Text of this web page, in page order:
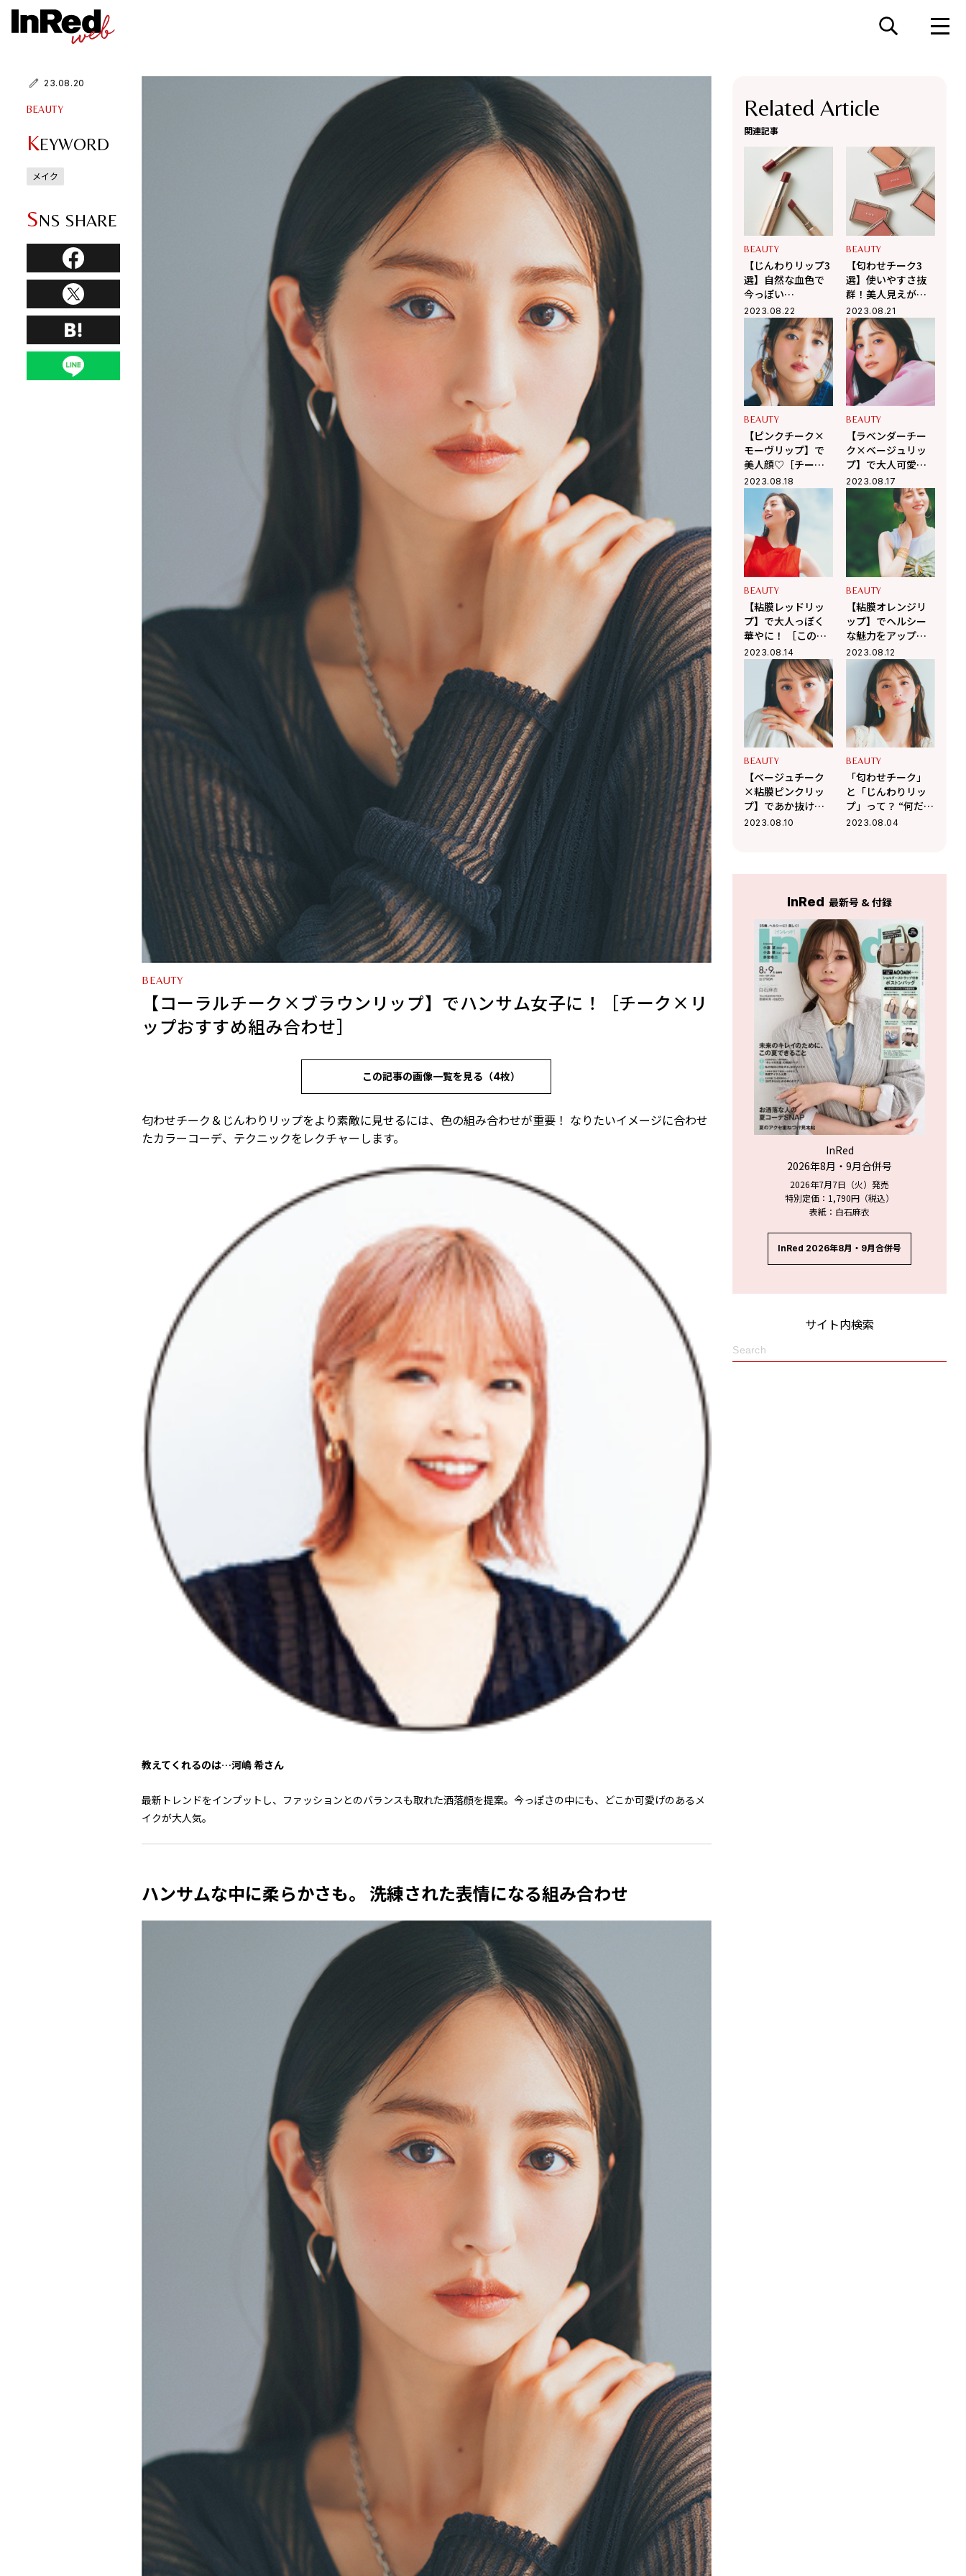
BEAUTY
【コーラルチーク×ブラウンリップ】でハンサム女子に！［チーク×リ
ップおすすめ組み合わせ］
この記事の画像一覧を見る（4枚）
匂わせチーク＆じんわりリップをより素敵に見せるには、色の組み合わせが重要！ なりたいイメージに合わせ
たカラーコーデ、テクニックをレクチャーします。
教えてくれるのは…河嶋 希さん
最新トレンドをインプットし、ファッションとのバランスも取れた洒落顔を提案。今っぽさの中にも、どこか可愛げのあるメ
イクが大人気。
ハンサムな中に柔らかさも。 洗練された表情になる組み合わせ
23.08.20
BEAUTY
KEYWORD
メイク
SNS SHARE
Related Article
関連記事
BEAUTY
【じんわりリップ3
選】自然な血色で
今っぽい
♡［Visée、
Elégance、
OPERA］
2023.08.22
BEAUTY
【匂わせチーク3
選】使いやすさ抜
群！美人見えが叶
う！［NARS、
RMK、to/one］
2023.08.21
BEAUTY
【ピンクチーク×
モーヴリップ】で
美人顔♡［チーク
×リップおすすめ
組み合わせ］
2023.08.18
BEAUTY
【ラベンダーチー
ク×ベージュリッ
プ】で大人可愛
く！［チーク×リ
ップおすすめ組み
合わせ］
2023.08.17
BEAUTY
【粘膜レッドリッ
プ】で大人っぽく
華やに！ ［この
夏、注目のリップ
カラー］
2023.08.14
BEAUTY
【粘膜オレンジリ
ップ】でヘルシー
な魅力をアップ！
［この夏、注目の
リップカラー］
2023.08.12
BEAUTY
【ベージュチーク
×粘膜ピンクリッ
プ】であか抜ける
♡［チーク×リッ
2023.08.10
BEAUTY
「匂わせチーク」
と「じんわりリッ
プ」って？ “何だか
素敵”を叶えるメイ
2023.08.04
InRed 最新号 & 付録
InRed
2026年8月・9月合併号
2026年7月7日（火）発売
特別定価：1,790円（税込）
表紙：白石麻衣
InRed 2026年8月・9月合併号
サイト内検索